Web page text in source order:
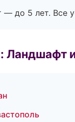
до 5 лет. Все